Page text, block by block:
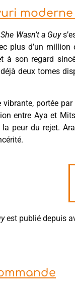
She Wasn’t a Guy
plus d’un million
son regard
deux tomes
vibrante, portée
entre Aya et
peur du rejet.
est publié depuis